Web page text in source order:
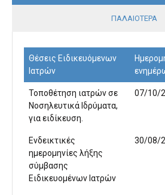
ΠΑΛΑΙΌΤΕΡΑ
Θέσεις Ειδικευόμενων
Ιατρών
Τοποθέτηση ιατρών σε
Νοσηλευτικά Ιδρύματα,
για ειδίκευση.
07/10/
Ενδεικτικές
ημερομηνίες λήξης
σύμβασης
Ειδικευομένων Ιατρών
30/08/